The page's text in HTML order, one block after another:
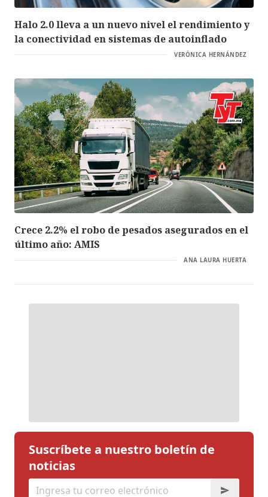
Halo 2.0 lleva a un nuevo nivel el rendimiento y
la conectividad en sistemas de autoinflado
VERÓNICA HERNÁNDEZ
Crece 2.2% el robo de pesados asegurados en el
último año: AMIS
ANA LAURA HUERTA
Suscríbete a nuestro boletín de
noticias